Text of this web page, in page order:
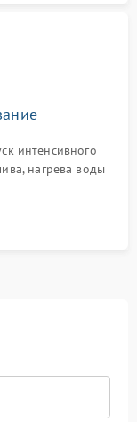
интенсивного
нагрева воды
шумов,
в поддоне.